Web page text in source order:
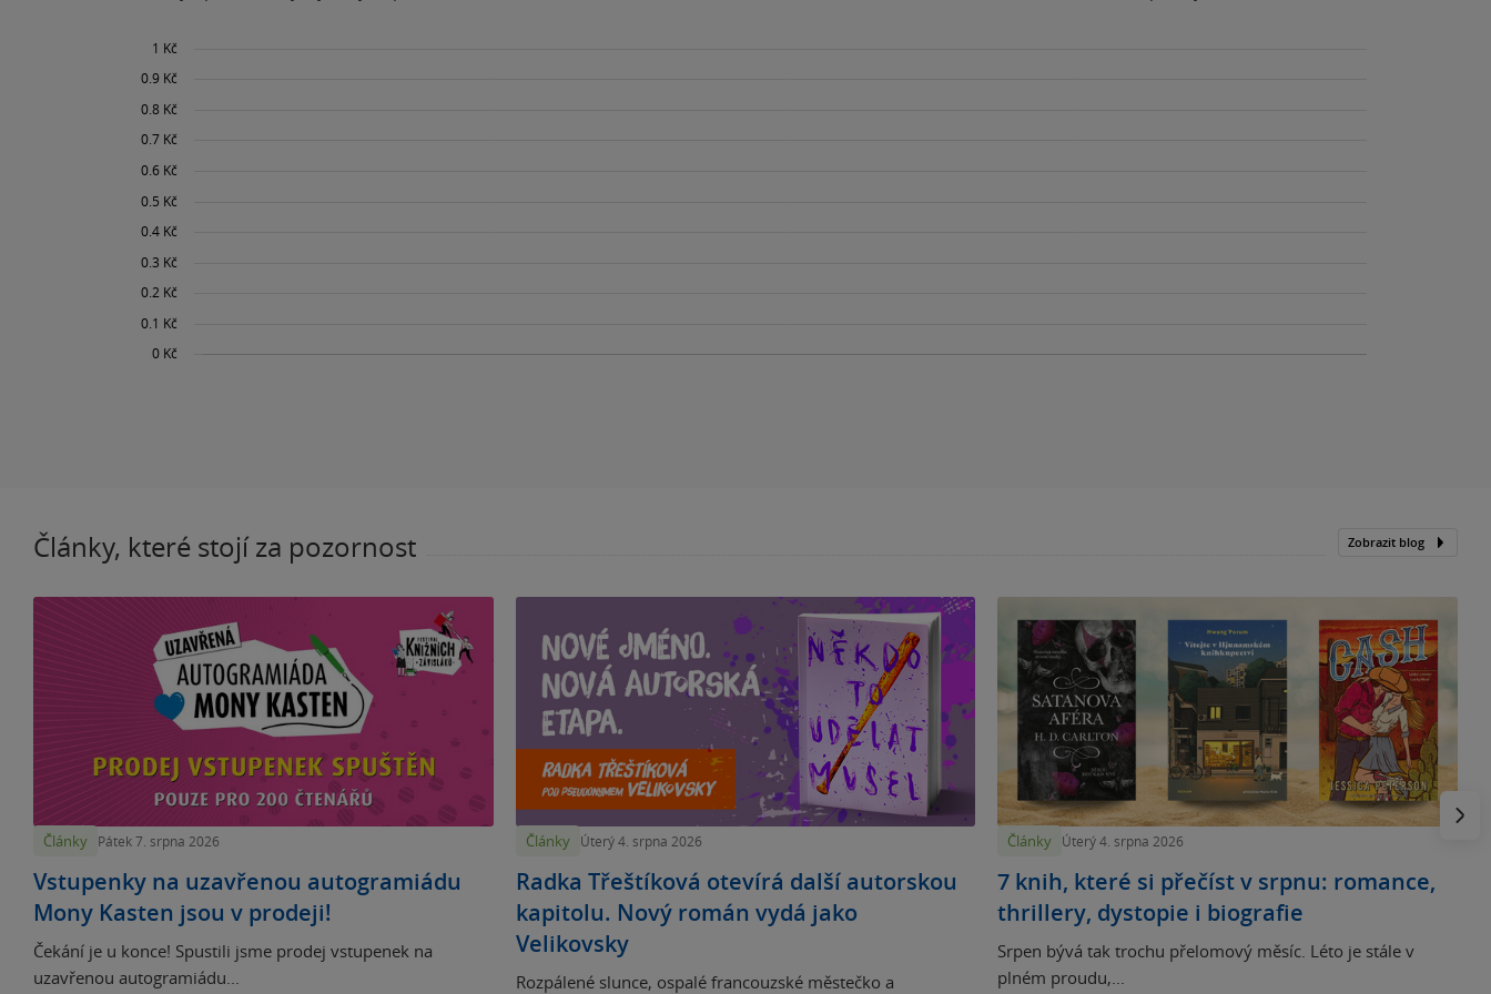
Články, které stojí za pozornost Zobrazit blog
Články Pátek 7. srpna 2026
Vstupenky na uzavřenou autogramiádu
Mony Kasten jsou v prodeji!
Čekání je u konce! Spustili jsme prodej vstupenek na
uzavřenou autogramiádu...
Články Úterý 4. srpna 2026
Radka Třeštíková otevírá další autorskou
kapitolu. Nový román vydá jako
Velikovsky
Rozpálené slunce, ospalé francouzské městečko a
Články Úterý 4. srpna 2026
7 knih, které si přečíst v srpnu: romance,
thrillery, dystopie i biografie
Srpen bývá tak trochu přelomový měsíc. Léto je stále v
plném proudu,...